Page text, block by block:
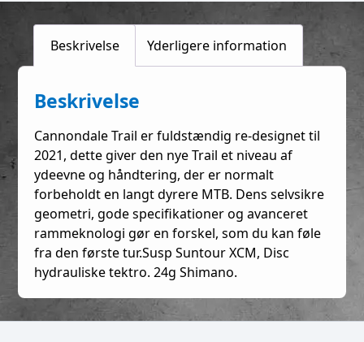
Beskrivelse Yderligere information
Beskrivelse
Cannondale Trail er fuldstændig re-designet til
2021, dette giver den nye Trail et niveau af
ydeevne og håndtering, der er normalt
forbeholdt en langt dyrere MTB. Dens selvsikre
geometri, gode specifikationer og avanceret
rammeknologi gør en forskel, som du kan føle
fra den første tur.Susp Suntour XCM, Disc
hydrauliske tektro. 24g Shimano.